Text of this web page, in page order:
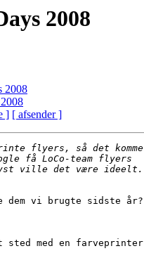
2008
2008
] [ afsender ]
dem vi brugte sidste år?
sted med en farveprinter